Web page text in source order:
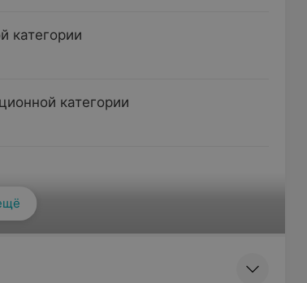
категории
категории